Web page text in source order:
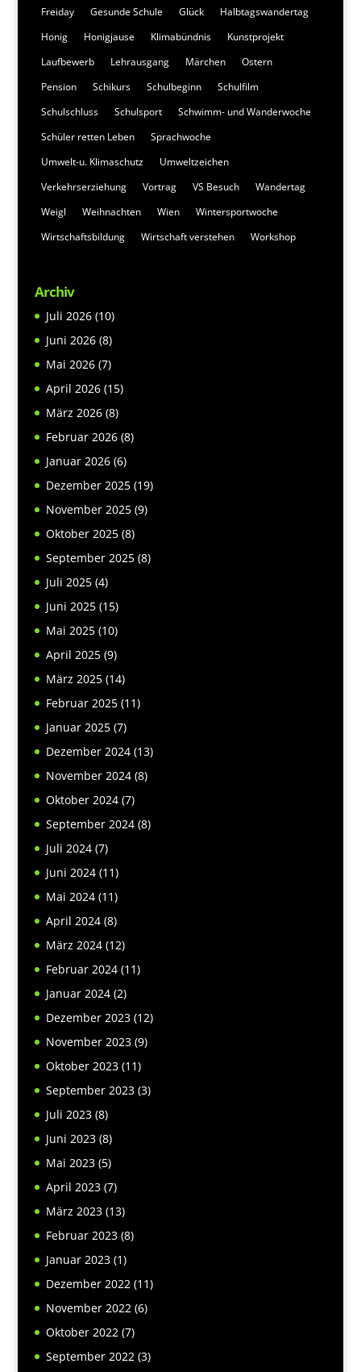
Freiday Gesunde Schule Glück
Halbtagswandertag
Honig
Honigjause Klimabündnis
Kunstprojekt
Laufbewerb
Lehrausgang Märchen
Ostern
Pension
Schikurs Schulbeginn
Schulfilm
Schulschluss
Schulsport
Schwimm- und Wanderwoche
Schüler retten Leben
Sprachwoche
Umwelt-u. Klimaschutz
Umweltzeichen
Verkehrserziehung
Vortrag VS Besuch
Wandertag
Weigl
Weihnachten Wien
Wintersportwoche
Wirtschaftsbildung
Wirtschaft verstehen Workshop
Archiv
Juli 2026(10)
Juni 2026(8)
Mai 2026(7)
April 2026(15)
März 2026(8)
Februar 2026(8)
Januar 2026(6)
Dezember 2025(19)
November 2025(9)
Oktober 2025(8)
September 2025(8)
Juli 2025(4)
Juni 2025(15)
Mai 2025(10)
April 2025(9)
März 2025(14)
Februar 2025(11)
Januar 2025(7)
Dezember 2024(13)
November 2024(8)
Oktober 2024(7)
September 2024(8)
Juli 2024(7)
Juni 2024(11)
Mai 2024(11)
April 2024(8)
März 2024(12)
Februar 2024(11)
Januar 2024(2)
Dezember 2023(12)
November 2023(9)
Oktober 2023(11)
September 2023(3)
Juli 2023(8)
Juni 2023(8)
Mai 2023(5)
April 2023(7)
März 2023(13)
Februar 2023(8)
Januar 2023(1)
Dezember 2022(11)
November 2022(6)
Oktober 2022(7)
September 2022(3)